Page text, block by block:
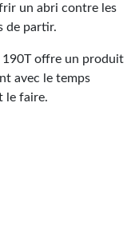
un abri contre les
de partir.
190T offre un produit
avec le temps
le faire.